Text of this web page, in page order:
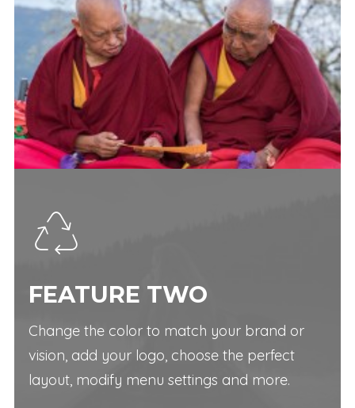
FEATURE TWO
Change the color to match your brand or
vision, add your logo, choose the perfect
layout, modify menu settings and more.